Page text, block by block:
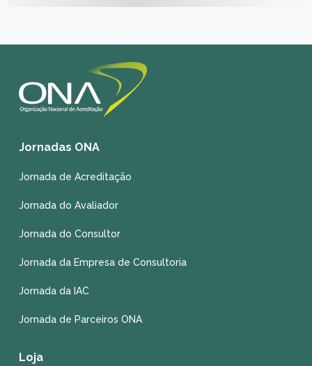
Jornadas ONA
Jornada de Acreditação
Jornada do Avaliador
Jornada do Consultor
Jornada da Empresa de Consultoria
Jornada da IAC
Jornada de Parceiros ONA
Loja